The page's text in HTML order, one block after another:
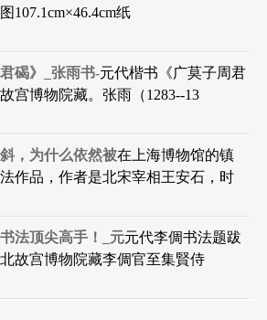
107.1cm×46.4cm纸
碣》_张雨书-元代楷书《广莫子周君
宫博物院藏。张雨（1283--13
，为什么依然被在上海博物馆的镇
作品，作者是北宋宰相王安石，时
法顶尖高手！_元元代李倜书法题跋
故宫博物院藏李倜官至集賢侍